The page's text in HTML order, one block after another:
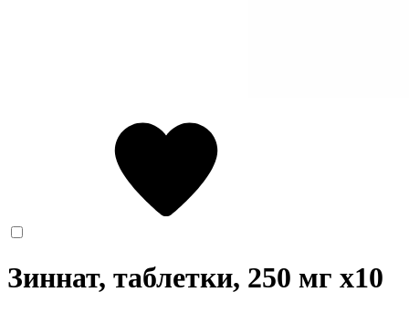
Зиннат, таблетки, 250 мг x10